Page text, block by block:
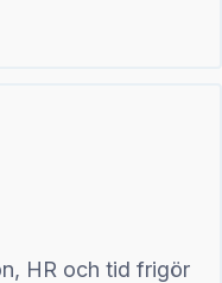
HR och tid frigör